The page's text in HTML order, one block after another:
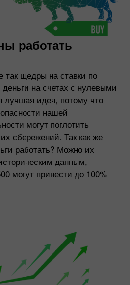
работать
так щедры на ставки по
на счетах с нулевыми
лучшая идея, потому что
нашей
могут поглотить
сбережений. Так как же
работать? Можно их
данным,
могут принести до 100%